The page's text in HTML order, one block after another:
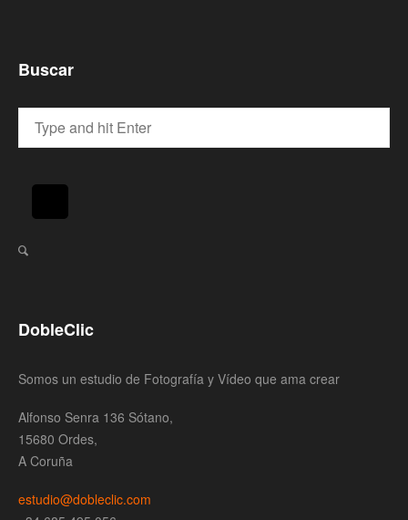
Buscar
DobleClic
Somos un estudio de Fotografía y Vídeo que ama crear
Alfonso Senra 136 Sótano,
15680 Ordes,
A Coruña
estudio@dobleclic.com